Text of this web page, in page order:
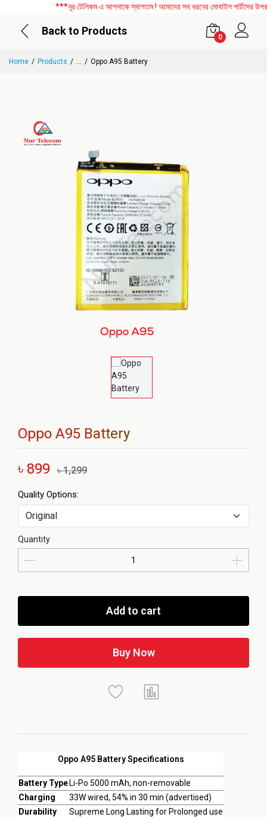
***নূর টেলিকম এ আপনাকে স্বাগতম ! আমাদের সব ধরনের মোবাইল পার্টসের
Back to Products
0
Home Products ... Oppo A95 Battery
Oppo A95 Battery
৳ 899 ৳ 1,299
Oppo A95 Battery Specifications
Battery Type Li-Po 5000 mAh, non-removable
Charging
33W wired, 54% in 30 min (advertised)
Durability
Supreme Long Lasting for Prolonged use
Quality Options:
Quantity
Add to cart
Buy Now